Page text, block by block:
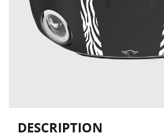
DESCRIPTION